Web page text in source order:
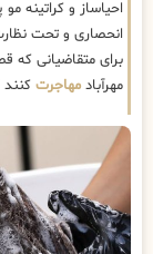
احیاساز و کراتینه
برای متقاضیانی که
مهرآباد مهاجرت